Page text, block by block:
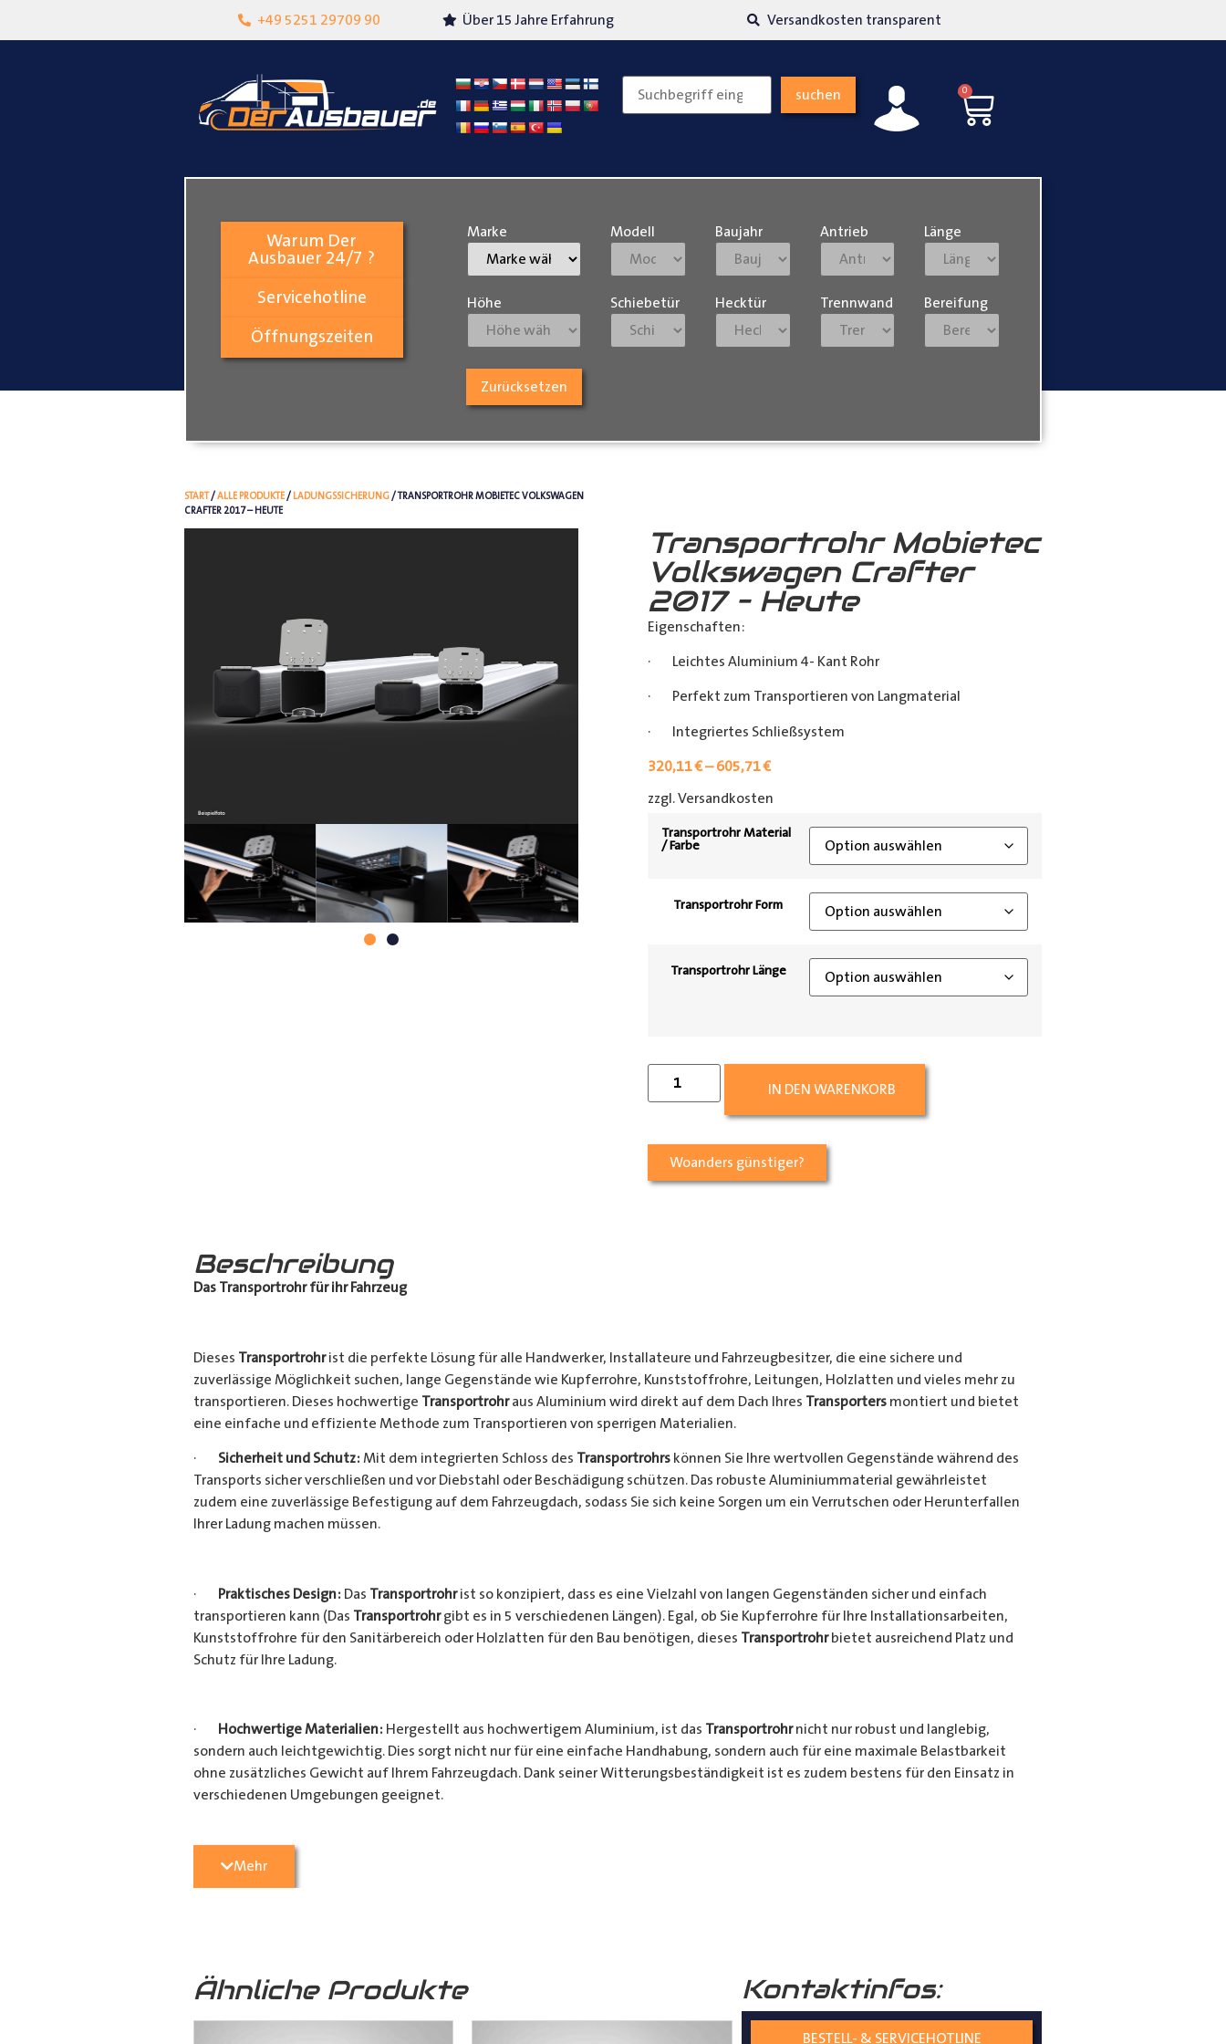
+49 5251 29709 90
Lokalgeschäft in Paderborn Über 15 Jahre Erfahrung Versandkosten transparent
suchen 0
Warum Der
Ausbauer 24/7 ?
Servicehotline
Öffnungszeiten
Marke Modell Baujahr Antrieb Länge
Höhe Schiebetür Hecktür Trennwand Bereifung
Zurücksetzen
START/ALLE PRODUKTE/ LADUNGSSICHERUNG/ TRANSPORTROHR MOBIETEC VOLKSWAGEN
CRAFTER 2017 – HEUTE
Transportrohr Mobietec
Volkswagen Crafter
2017 – Heute
Eigenschaften:
· Leichtes Aluminium 4- Kant Rohr
· Perfekt zum Transportieren von Langmaterial
· Integriertes Schließsystem
320,11€–605,71€
zzgl. Versandkosten
Transportrohr Material
/ Farbe
Transportrohr Form
Transportrohr Länge
IN DEN WARENKORB
Woanders günstiger?
Beschreibung
Das Transportrohr für ihr Fahrzeug
Dieses Transportrohrist die perfekte Lösung für alle Handwerker, Installateure und Fahrzeugbesitzer, die eine sichere und
zuverlässige Möglichkeit suchen, lange Gegenstände wie Kupferrohre, Kunststoffrohre, Leitungen, Holzlatten und vieles mehr zu
transportieren. Dieses hochwertige Transportrohraus Aluminium wird direkt auf dem Dach Ihres Transportersmontiert und bietet
eine einfache und effiziente Methode zum Transportieren von sperrigen Materialien.
· Sicherheit und Schutz: Mit dem integrierten Schloss des Transportrohrskönnen Sie Ihre wertvollen Gegenstände während des
Transports sicher verschließen und vor Diebstahl oder Beschädigung schützen. Das robuste Aluminiummaterial gewährleistet
zudem eine zuverlässige Befestigung auf dem Fahrzeugdach, sodass Sie sich keine Sorgen um ein Verrutschen oder Herunterfallen
Ihrer Ladung machen müssen.
· Praktisches Design: Das Transportrohrist so konzipiert, dass es eine Vielzahl von langen Gegenständen sicher und einfach
transportieren kann (Das Transportrohrgibt es in 5 verschiedenen Längen). Egal, ob Sie Kupferrohre für Ihre Installationsarbeiten,
Kunststoffrohre für den Sanitärbereich oder Holzlatten für den Bau benötigen, dieses Transportrohrbietet ausreichend Platz und
Schutz für Ihre Ladung.
· Hochwertige Materialien: Hergestellt aus hochwertigem Aluminium, ist das Transportrohrnicht nur robust und langlebig,
sondern auch leichtgewichtig. Dies sorgt nicht nur für eine einfache Handhabung, sondern auch für eine maximale Belastbarkeit
ohne zusätzliches Gewicht auf Ihrem Fahrzeugdach. Dank seiner Witterungsbeständigkeit ist es zudem bestens für den Einsatz in
verschiedenen Umgebungen geeignet.
Vielseitige Anwendungsmöglichkeiten:
Heimwerkerprojekten, dieses
·Verschiedene Variationen:DasTransportrohr
Mehr
Ähnliche Produkte Kontaktinfos:
BESTELL- & SERVICEHOTLINE